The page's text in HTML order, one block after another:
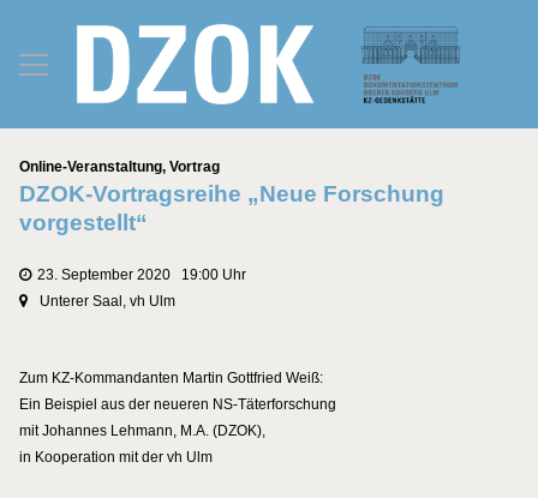
Kategorien
Online-Veranstaltung, Vortrag
DZOK-Vortragsreihe „Neue Forschung
vorgestellt“
23. September 2020 19:00 Uhr
Unterer Saal, vh Ulm
Zum KZ-Kommandanten Martin Gottfried Weiß:
Ein Beispiel aus der neueren NS-Täterforschung
mit Johannes Lehmann, M.A. (DZOK),
in Kooperation mit der vh Ulm